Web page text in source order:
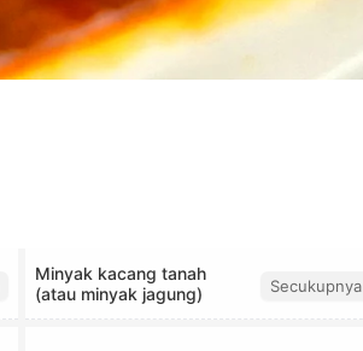
Minyak kacang tanah
(atau minyak jagung)
Secukupnya